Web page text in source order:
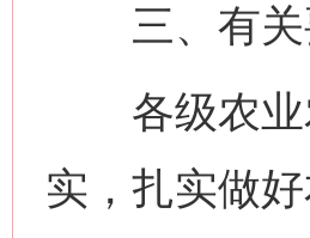
三、有关
各级农业
实，扎实做